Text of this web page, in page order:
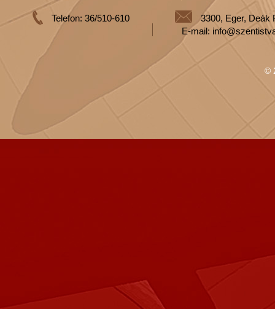
Telefon: 36/510-610
3300, Eger, Deák
E-mail:
©